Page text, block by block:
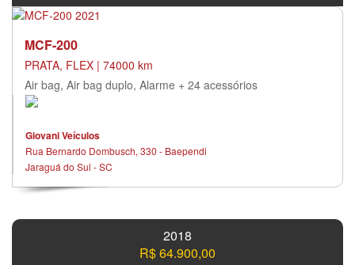
MCF-200
PRATA, FLEX | 74000 km
Air bag, Air bag duplo, Alarme + 24 acessórios
Giovani Veículos
Rua Bernardo Dombusch, 330 - Baependi
Jaraguá do Sul - SC
2018
R$ 64.900,00